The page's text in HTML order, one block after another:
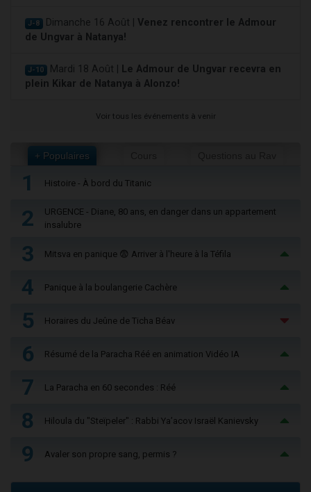
J-8 Dimanche 16 Août | Venez rencontrer le Admour
de Ungvar à Natanya!
J-10 Mardi 18 Août |
Le Admour de Ungvar recevra en
plein Kikar de Natanya à Alonzo!
Voir tous les événements à venir
+ Populaires
1 Histoire - À bord du Titanic
2
URGENCE - Diane, 80 ans, en danger dans un appartement
insalubre
3 Mitsva en panique 😨 Arriver à l'heure à la Téfila
4 Panique à la boulangerie Cachère
5 Horaires du Jeûne de Ticha Béav
6 Résumé de la Paracha Réé en animation Vidéo IA
7 La Paracha en 60 secondes : Réé
8 Hiloula du "Steïpeler" : Rabbi Ya’acov Israël Kanievsky
9 Avaler son propre sang, permis ?